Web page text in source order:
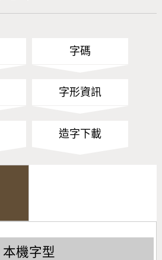
字碼
字形資訊
造字下載
本機字型